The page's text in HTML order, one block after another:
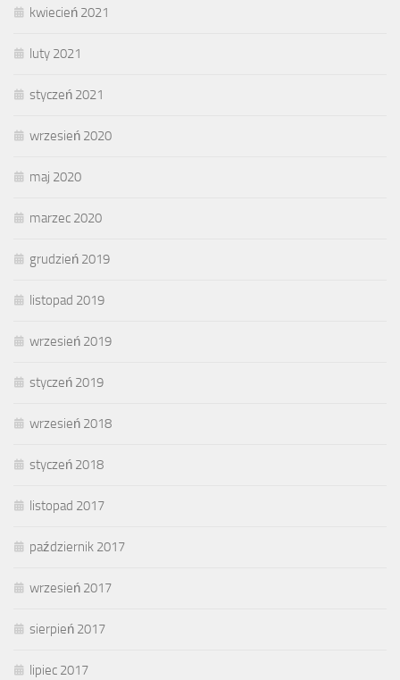
kwiecień 2021
luty 2021
styczeń 2021
wrzesień 2020
maj 2020
marzec 2020
grudzień 2019
listopad 2019
wrzesień 2019
styczeń 2019
wrzesień 2018
styczeń 2018
listopad 2017
październik 2017
wrzesień 2017
sierpień 2017
lipiec 2017